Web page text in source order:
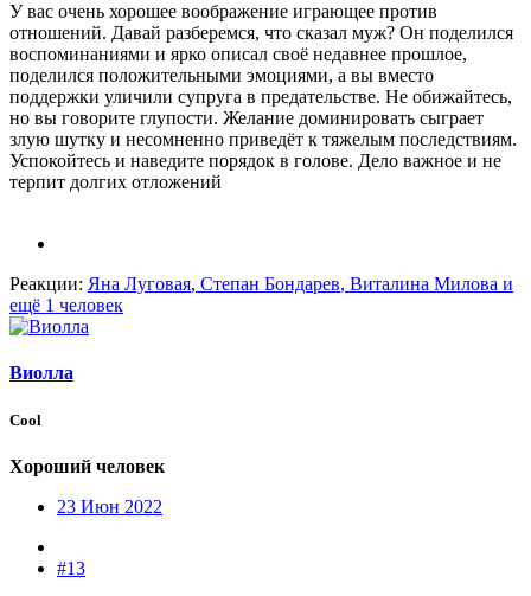
У вас очень хорошее воображение играющее против
отношений. Давай разберемся, что сказал муж? Он поделился
воспоминаниями и ярко описал своё недавнее прошлое,
поделился положительными эмоциями, а вы вместо
поддержки уличили супруга в предательстве. Не обижайтесь,
но вы говорите глупости. Желание доминировать сыграет
злую шутку и несомненно приведёт к тяжелым последствиям.
Успокойтесь и наведите порядок в голове. Дело важное и не
терпит долгих отложений
Реакции: Яна Луговая, Степан Бондарев, Виталина Милова и
ещё 1 человек
Виолла
Cool
Хороший человек
23 Июн 2022
#13